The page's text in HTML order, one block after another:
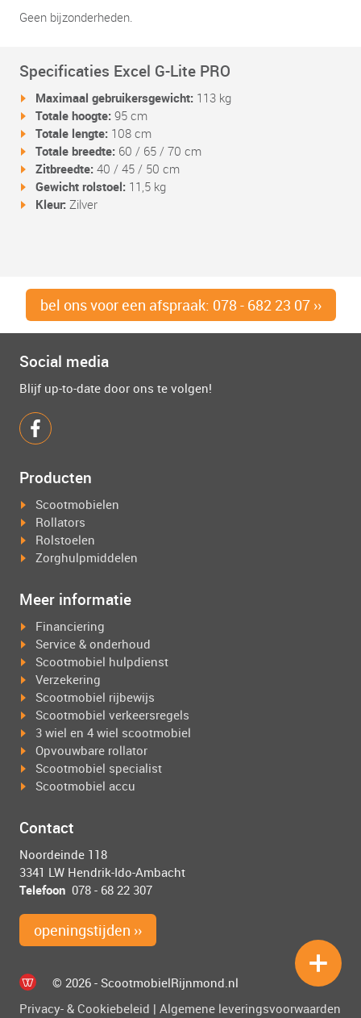
Geen bijzonderheden.
Specificaties Excel G-Lite PRO
Maximaal gebruikersgewicht: 113 kg
Totale hoogte: 95 cm
Totale lengte: 108 cm
Totale breedte: 60 / 65 / 70 cm
Zitbreedte: 40 / 45 / 50 cm
Gewicht rolstoel: 11,5 kg
Kleur: Zilver
bel ons voor een afspraak: 078 - 682 23 07 ››
Social media
Blijf up-to-date door ons te volgen!
Producten
Scootmobielen
Rollators
Rolstoelen
Zorghulpmiddelen
Meer informatie
Financiering
Service & onderhoud
Scootmobiel hulpdienst
Verzekering
Scootmobiel rijbewijs
Scootmobiel verkeersregels
3 wiel en 4 wiel scootmobiel
Opvouwbare rollator
Scootmobiel specialist
Scootmobiel accu
Contact
Noordeinde 118
3341 LW Hendrik-Ido-Ambacht
Telefoon 078 - 68 22 307
openingstijden ››
© 2026 - ScootmobielRijnmond.nl
Privacy- & Cookiebeleid | Algemene leveringsvoorwaarden